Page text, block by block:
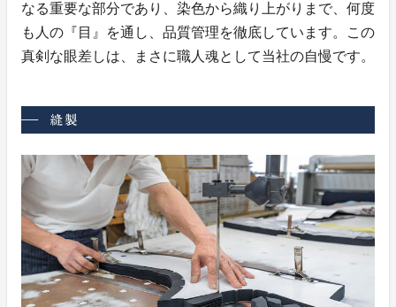
なる重要な部分であり、染色から織り上がりまで、何度
も人の『目』を通し、品質管理を徹底しています。この
真剣な眼差しは、まさに職人魂として当社の自慢です。